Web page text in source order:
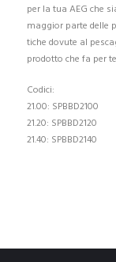
per la tua AEG che
maggior parte delle
tiche dovute al
prodotto che fa per
Codici:
21.00: SPBBD2100
21.20: SPBBD2120
21.40: SPBBD2140